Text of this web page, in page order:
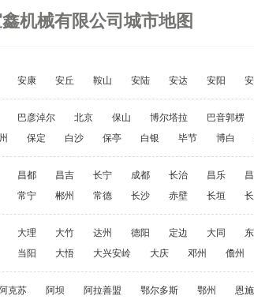
机械有限公司城市地图
安康 安丘 鞍山 安陆 安达 安阳
巴彦淖尔 北京 保山 博尔塔拉 巴音郭楞
保定 白沙 保亭 白银 毕节 博白
昌都 昌吉 长宁 成都 长治 昌乐
常宁 郴州 常德 长沙 赤壁 长垣
大理 大竹 达州 德阳 定边 大同
当阳 大悟 大兴安岭 大庆 邓州 儋州
阿克苏 阿坝 阿拉善盟 鄂尔多斯 鄂州 恩施